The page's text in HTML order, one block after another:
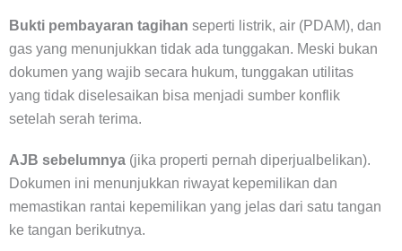
Bukti pembayaran tagihan seperti listrik, air (PDAM), dan
gas yang menunjukkan tidak ada tunggakan. Meski bukan
dokumen yang wajib secara hukum, tunggakan utilitas
yang tidak diselesaikan bisa menjadi sumber konflik
setelah serah terima.
AJB sebelumnya (jika properti pernah diperjualbelikan).
Dokumen ini menunjukkan riwayat kepemilikan dan
memastikan rantai kepemilikan yang jelas dari satu tangan
ke tangan berikutnya.